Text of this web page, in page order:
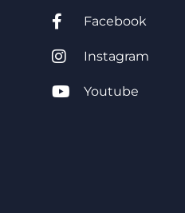
Facebook
Instagram
Youtube